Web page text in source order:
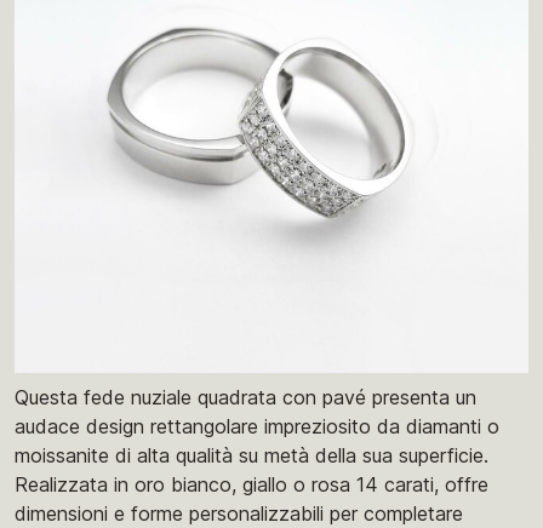
Questa fede nuziale quadrata con pavé presenta un
audace design rettangolare impreziosito da diamanti o
moissanite di alta qualità su metà della sua superficie.
Realizzata in oro bianco, giallo o rosa 14 carati, offre
dimensioni e forme personalizzabili per completare